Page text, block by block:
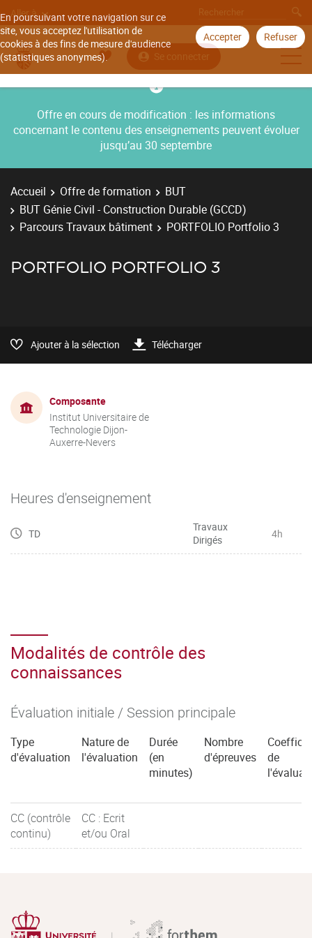
En poursuivant votre navigation sur ce
site, vous acceptez l'utilisation de
cookies à des fins de mesure d'audience
(statistiques anonymes).
Accepter Refuser
Aller à
Se connecter
Offre en cours de modification : les informations
concernant le contenu des enseignements peuvent évoluer
jusqu’au 30 septembre
Accueil Offre de formation
BUT
BUT Génie Civil - Construction Durable (GCCD)
Parcours Travaux bâtiment
PORTFOLIO Portfolio 3
PORTFOLIO PORTFOLIO 3
Ajouter à la sélection Télécharger
Composante
Institut Universitaire de
Technologie Dijon-
Auxerre-Nevers
Heures d'enseignement
TD
Travaux
Dirigés
4h
Modalités de contrôle des
connaissances
Évaluation initiale / Session principale
Type
d'évaluation
Nature de
l'évaluation
Durée
(en
minutes)
Nombre
d'épreuves
de
CC (contrôle
continu)
CC : Ecrit
et/ou Oral